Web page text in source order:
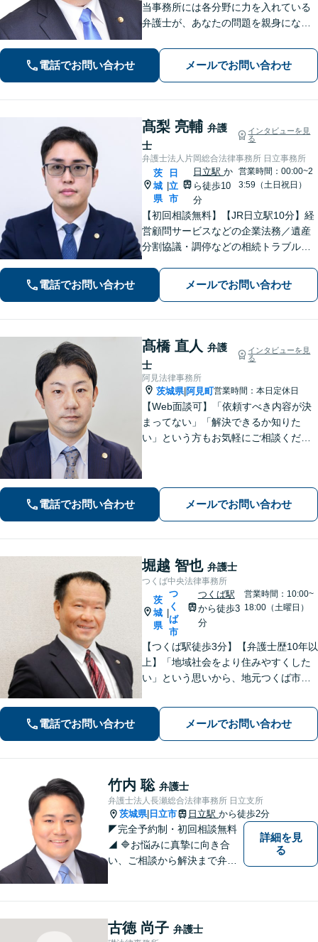
当事務所には各分野に力を入れている
弁護士が、あなたの問題を親身になっ
りお話しをお聞かせください。【🔹刑
事事件🔹不動産（建物明渡）🔹交通事
故🔹離婚浮気🔹遺産相続等】
電話でお問い合わせ メールでお問い合わせ
髙梨 亮輔 弁護
士
インタビューを見
る
弁護士法人片岡総合法律事務所 日立事務所
茨
城
県
日
立
市
日立駅か
ら徒歩10
分
営業時間：00:00~2
3:59（土日祝日）
【初回相談無料】【JR日立駅10分】経
営顧問サービスなどの企業法務／遺産
分割協議・調停などの相続トラブルや
問題を中心に、幅広くご相談を承りま
す【土日祝対応可】分かりやすく丁寧
電話でお問い合わせ メールでお問い合わせ
髙橋 直人 弁護
士
インタビューを見
る
阿見法律事務所
茨城県|阿見町営業時間：本日定休日
【Web面談可】「依頼すべき内容が決
まってない」「解決できるか知りた
い」という方もお気軽にご相談くださ
電話でお問い合わせ メールでお問い合わせ
堀越 智也 弁護士
つくば中央法律事務所
茨
城
県
つ
く
ば
市
つくば駅
から徒歩3
分
営業時間：10:00~
18:00（土曜日）
【つくば駅徒歩3分】【弁護士歴10年以
上】「地域社会をより住みやすくした
い」という思いから、地元つくば市で
育費など幅広いトラブルに対応【相
続・遺言】残された借金・不動産に困
っていませんか？
電話でお問い合わせ メールでお問い合わせ
竹内 聡 弁護士
弁護士法人長瀬総合法律事務所 日立支所
茨城県| 日立市 日立駅 から徒歩2分
◤完全予約制・初回相談無料
◢ 🔷お悩みに真摯に向き合
い、ご相談から解決まで弁護
安心の第一歩を踏み出しまし
ょう。お気軽にお問い合わせ
詳細を見
る
古徳 尚子 弁護士